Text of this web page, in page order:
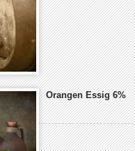
Orangen Essig 6%